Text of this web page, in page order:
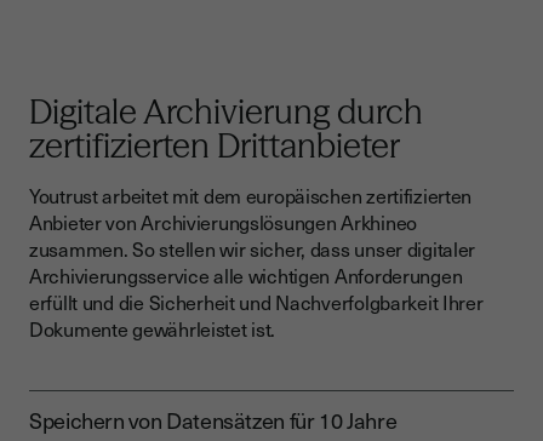
Digitale Archivierung durch
zertifizierten Drittanbieter
Youtrust arbeitet mit dem europäischen zertifizierten
Anbieter von Archivierungslösungen Arkhineo
zusammen. So stellen wir sicher, dass unser digitaler
Archivierungsservice alle wichtigen Anforderungen
erfüllt und die Sicherheit und Nachverfolgbarkeit Ihrer
Dokumente gewährleistet ist.
Speichern von Datensätzen für 10 Jahre